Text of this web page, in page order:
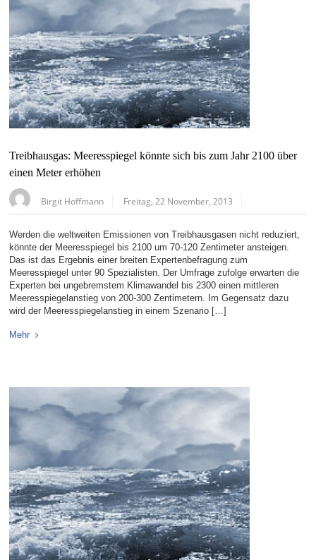
Treibhausgas: Meeresspiegel könnte sich bis zum Jahr 2100 über
einen Meter erhöhen
Birgit Hoffmann Freitag, 22 November, 2013
Werden die weltweiten Emissionen von Treibhausgasen nicht reduziert,
könnte der Meeresspiegel bis 2100 um 70-120 Zentimeter ansteigen.
Das ist das Ergebnis einer breiten Expertenbefragung zum
Meeresspiegel unter 90 Spezialisten. Der Umfrage zufolge erwarten die
Experten bei ungebremstem Klimawandel bis 2300 einen mittleren
Meeresspiegelanstieg von 200-300 Zentimetern. Im Gegensatz dazu
wird der Meeresspiegelanstieg in einem Szenario […]
Mehr